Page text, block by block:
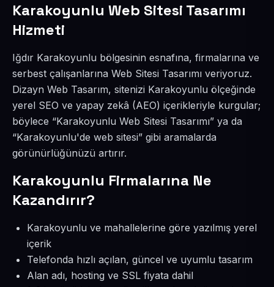
Karakoyunlu Web Sitesi Tasarımı
Hizmeti
Iğdır Karakoyunlu bölgesinin esnafına, firmalarına ve
serbest çalışanlarına Web Sitesi Tasarımı veriyoruz.
Dizayn Web Tasarım, sitenizi Karakoyunlu ölçeğinde
yerel SEO ve yapay zekâ (AEO) içerikleriyle kurgular;
böylece “Karakoyunlu Web Sitesi Tasarımı” ya da
“Karakoyunlu'de web sitesi” gibi aramalarda
görünürlüğünüzü artırır.
Karakoyunlu Firmalarına Ne
Kazandırır?
Karakoyunlu ve mahallelerine göre yazılmış yerel
içerik
Telefonda hızlı açılan, güncel ve uyumlu tasarım
Alan adı, hosting ve SSL fiyata dahil